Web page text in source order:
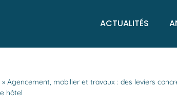
ACTUALITÉS
»Agencement, mobilier et travaux : des leviers
hôtel